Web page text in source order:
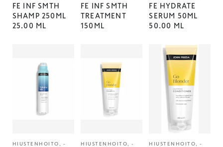
FE INF SMTH
SHAMP 250ML
25.00 ML
FE INF SMTH
TREATMENT
150ML
FE HYDRATE
SERUM 50ML
50.00 ML
HIUSTENHOITO, - HIUSTENHOITO, - HIUSTENHOITO, -